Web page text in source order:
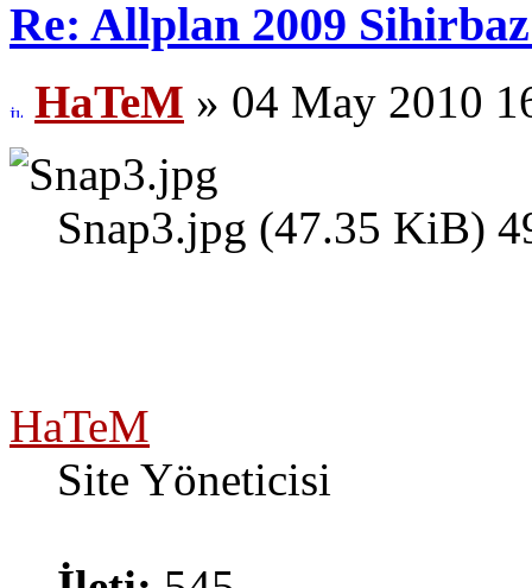
Re: Allplan 2009
HaTeM » 04 May 2010
Snap3.jpg (47.35 KiB)
HaTeM
Site Yöneticisi